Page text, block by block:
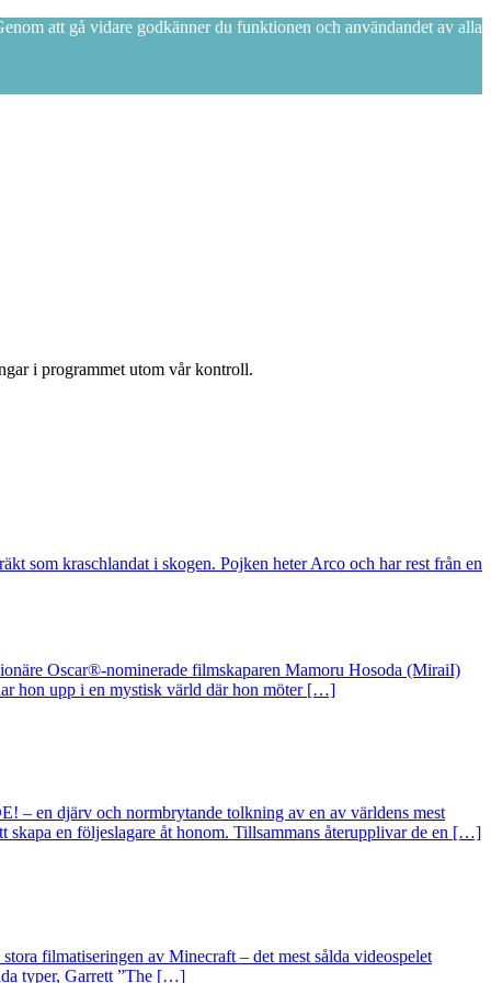
att gå vidare godkänner du funktionen och användandet av alla
i programmet utom vår kontroll.
som kraschlandat i skogen. Pojken heter Arco och har rest från en
Oscar®-nominerade filmskaparen Mamoru Hosoda (MiraiI)
hon upp i en mystisk värld där hon möter […]
– en djärv och normbrytande tolkning av en av världens mest
skapa en följeslagare åt honom. Tillsammans återupplivar de en […]
filmatiseringen av Minecraft – det mest sålda videospelet
typer, Garrett ”The […]